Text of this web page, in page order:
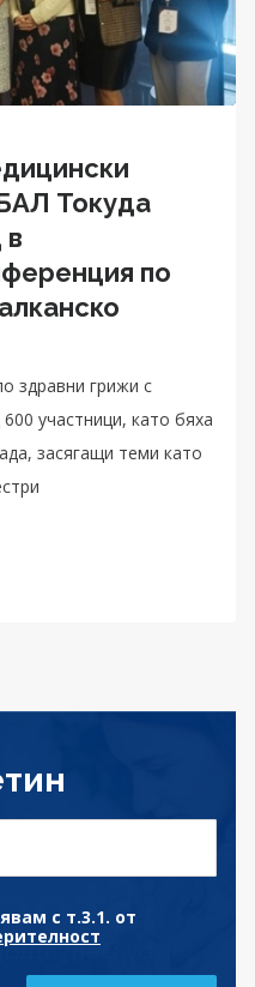
Токуда
в
по
здравни грижи с
участници, като бяха
засягащи теми като
с т.3.1. от